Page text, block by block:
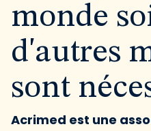
monde
d'autres
sont
Acrimed est une